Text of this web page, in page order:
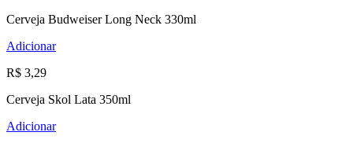
Cerveja Budweiser Long Neck 330ml
Adicionar
R$ 3,29
Cerveja Skol Lata 350ml
Adicionar